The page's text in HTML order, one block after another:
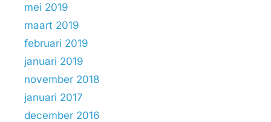
mei 2019
maart 2019
februari 2019
januari 2019
november 2018
januari 2017
december 2016